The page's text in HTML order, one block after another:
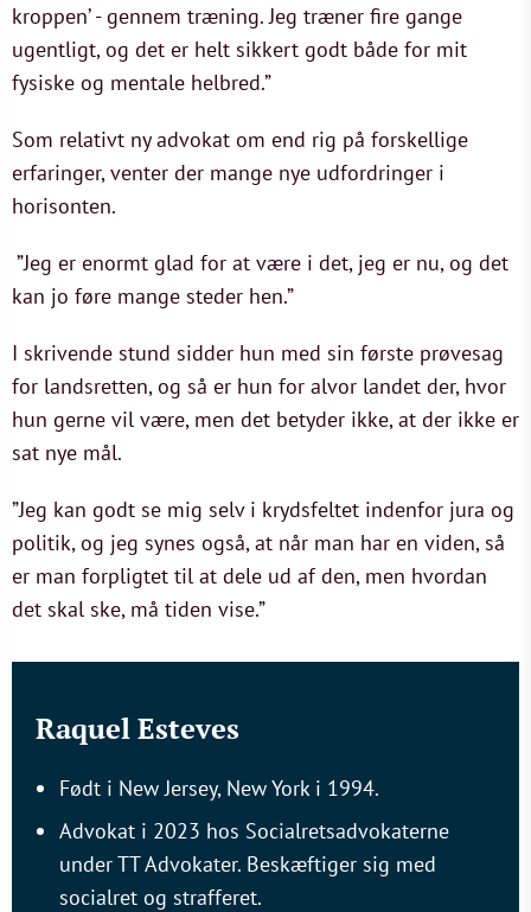
kroppen’ - gennem træning. Jeg træner fire gange
ugentligt, og det er helt sikkert godt både for mit
fysiske og mentale helbred.”
Som relativt ny advokat om end rig på forskellige
erfaringer, venter der mange nye udfordringer i
horisonten.
”Jeg er enormt glad for at være i det, jeg er nu, og det
kan jo føre mange steder hen.”
I skrivende stund sidder hun med sin første prøvesag
for landsretten, og så er hun for alvor landet der, hvor
hun gerne vil være, men det betyder ikke, at der ikke er
sat nye mål.
”Jeg kan godt se mig selv i krydsfeltet indenfor jura og
politik, og jeg synes også, at når man har en viden, så
er man forpligtet til at dele ud af den, men hvordan
det skal ske, må tiden vise.”
Raquel Esteves
Født i New Jersey, New York i 1994.
Advokat i 2023 hos Socialretsadvokaterne
under TT Advokater. Beskæftiger sig med
socialret og strafferet.